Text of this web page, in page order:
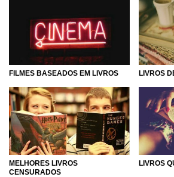
FILMES BASEADOS EM LIVROS LIVROS
MELHORES LIVROS
CENSURADOS
LIVROS